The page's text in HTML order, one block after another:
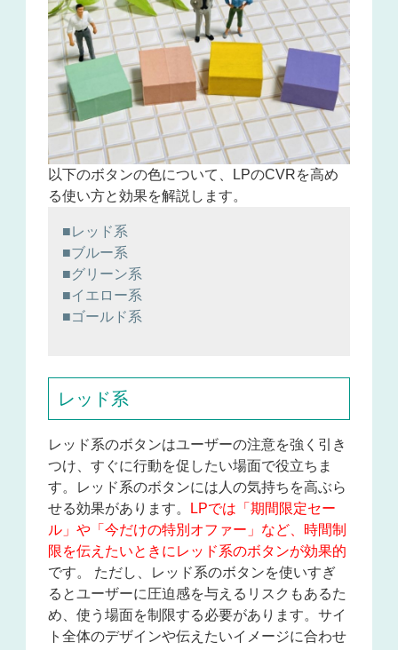
以下のボタンの色について、LPのCVRを高め
る使い方と効果を解説します。
■レッド系
■ブルー系
■グリーン系
■イエロー系
■ゴールド系
レッド系
レッド系のボタンはユーザーの注意を強く引き
つけ、すぐに行動を促したい場面で役立ちま
す。レッド系のボタンには人の気持ちを高ぶら
せる効果があります。
LPでは「期間限定セー
ル」や「今だけの特別オファー」など、時間制
限を伝えたいときにレッド系のボタンが効果的
です。 ただし、レッド系のボタンを使いすぎ
るとユーザーに圧迫感を与えるリスクもあるた
め、使う場面を制限する必要があります。サイ
ト全体のデザインや伝えたいイメージに合わせ